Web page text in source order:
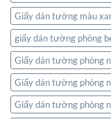
Giấy dán tường màu
giấy dán tường phòng
Giấy dán tường phòng
Giấy dán tường phòng
Giấy dán tường phòng